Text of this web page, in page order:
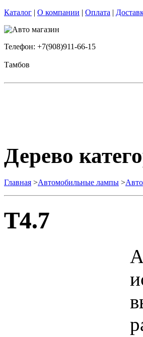
Каталог | О компании | Оплата |
Телефон: +7(908)911-66-15
Тамбов
Дерево
Главная >Автомобильные лампы >
T4.7